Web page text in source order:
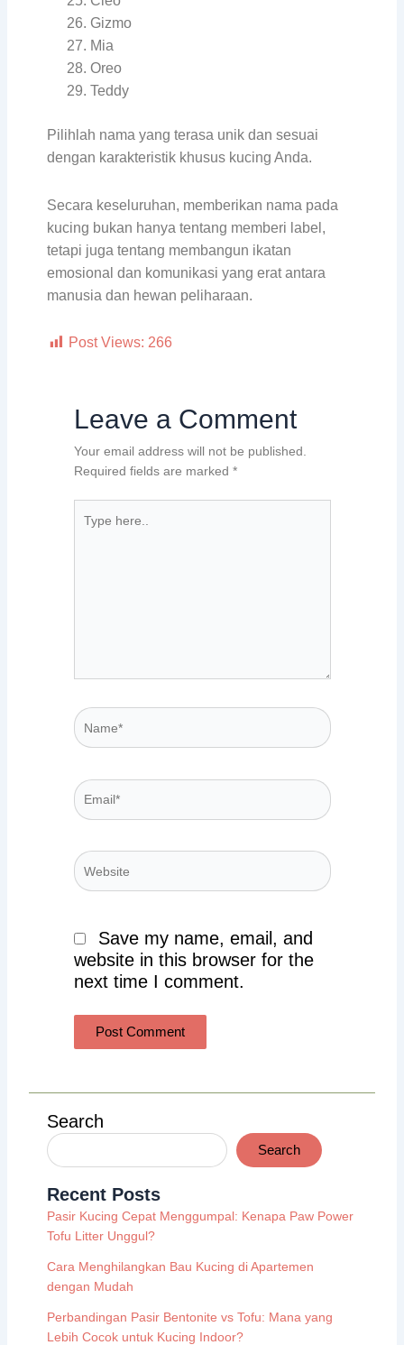
Gizmo
Mia
Oreo
Teddy
Pilihlah nama yang terasa unik dan sesuai
dengan karakteristik khusus kucing Anda.
Secara keseluruhan, memberikan nama pada
kucing bukan hanya tentang memberi label,
tetapi juga tentang membangun ikatan
emosional dan komunikasi yang erat antara
manusia dan hewan peliharaan.
Post Views: 266
Leave a Comment
Your email address will not be published.
Required fields are marked *
here..
Name*
Email*
Website
Save my name, email, and
website in this browser for the
next time I comment.
Search
Search
Recent Posts
Pasir Kucing Cepat Menggumpal: Kenapa Paw Power
Tofu Litter Unggul?
Cara Menghilangkan Bau Kucing di Apartemen
dengan Mudah
Perbandingan Pasir Bentonite vs Tofu: Mana yang
Lebih Cocok untuk Kucing Indoor?